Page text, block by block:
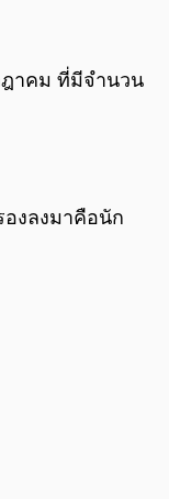
ฎาคม ที่มีจำนวน
งลงมาคือนัก